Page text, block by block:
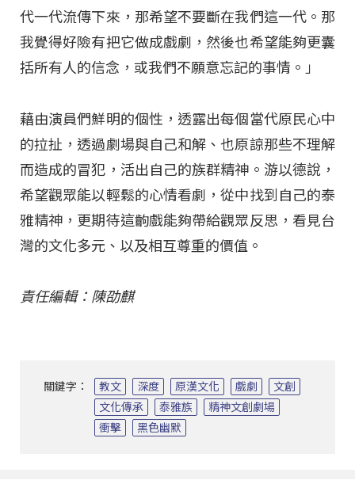
代一代流傳下來，那希望不要斷在我們這一代。那
我覺得好險有把它做成戲劇，然後也希望能夠更囊
括所有人的信念，或我們不願意忘記的事情。」
藉由演員們鮮明的個性，透露出每個當代原民心中
的拉扯，透過劇場與自己和解、也原諒那些不理解
而造成的冒犯，活出自己的族群精神。游以德說，
希望觀眾能以輕鬆的心情看劇，從中找到自己的泰
雅精神，更期待這齣戲能夠帶給觀眾反思，看見台
灣的文化多元、以及相互尊重的價值。
責任編輯：陳劭麒
關鍵字： 教文 深度 原漢文化 戲劇
文創
文化傳承
泰雅族
精神文創劇場
衝擊
黑色幽默